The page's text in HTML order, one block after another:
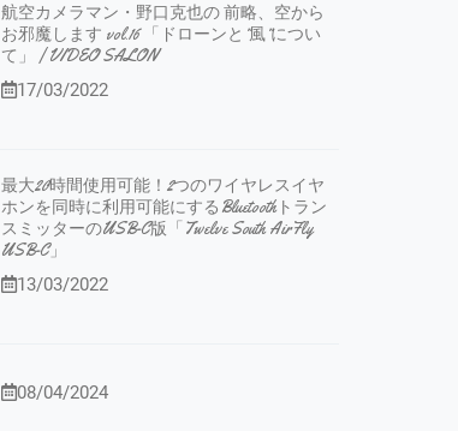
航空カメラマン・野口克也の 前略、空から
お邪魔します vol.16 「ドローンと”風”につい
て」 | VIDEO SALON
17/03/2022
最大20時間使用可能！2つのワイヤレスイヤ
ホンを同時に利用可能にするBluetoothトラン
スミッターのUSB-C版「Twelve South AirFly
USB-C」
13/03/2022
08/04/2024